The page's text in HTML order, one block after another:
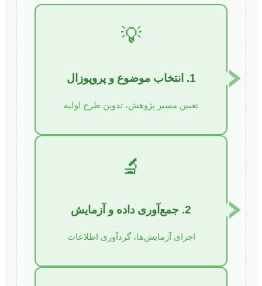
💡
1. انتخاب موضوع و پروپوزال
تعیین مسیر پژوهش، تدوین طرح اولیه
🔬
2. جمع‌آوری داده و آزمایش
اجرای آزمایش‌ها، گردآوری اطلاعات